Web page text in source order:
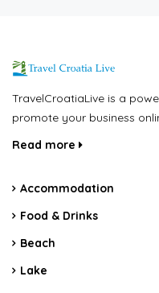
TravelCroatiaLive is a
promote your business
Read more
Accommodation
Food & Drinks
Beach
Lake